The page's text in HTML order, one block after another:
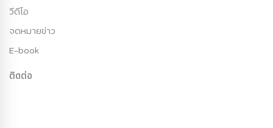
วีดีโอ
จดหมายข่าว
E-book
ติดต่อ